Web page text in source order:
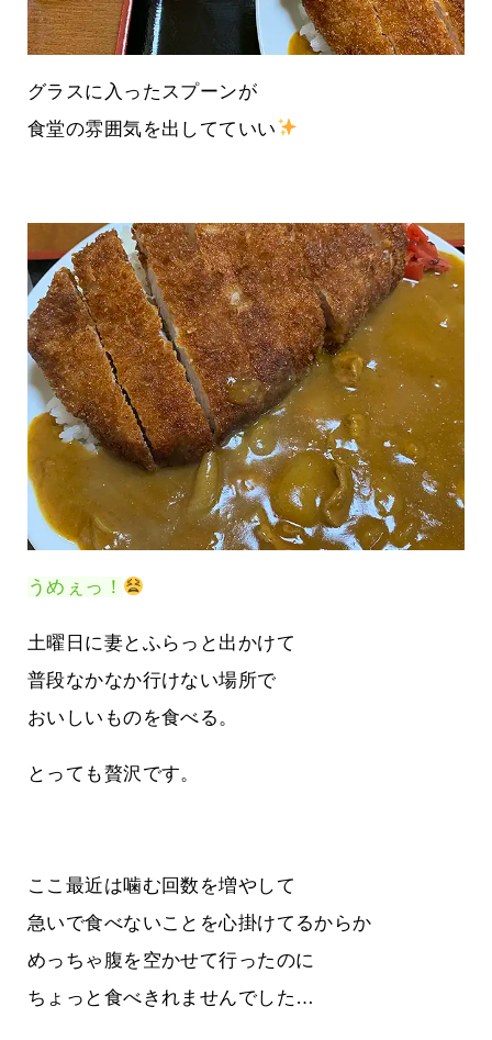
グラスに入ったスプーンが
食堂の雰囲気を出してていい
うめぇっ！
土曜日に妻とふらっと出かけて
普段なかなか行けない場所で
おいしいものを食べる。
とっても贅沢です。
ここ最近は噛む回数を増やして
急いで食べないことを心掛けてるからか
めっちゃ腹を空かせて行ったのに
ちょっと食べきれませんでした…